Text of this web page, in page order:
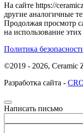
На сайте https://
другие аналогичные
Продолжая просмотр
на использование
Политика
©2019 - 2026, Ceramic
Разработка сайта -
Написать письмо